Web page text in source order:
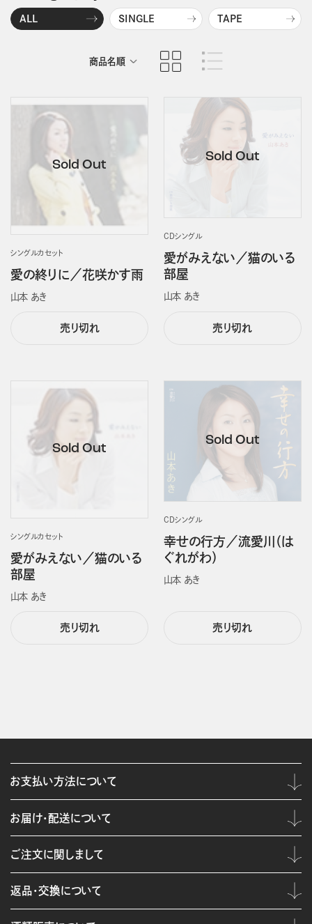
ALL SINGLE TAPE
商品名順
シングルカセット
愛の終りに／花咲かす雨
山本 あき
売り切れ
CDシングル
愛がみえない／猫のいる
部屋
山本 あき
売り切れ
シングルカセット
愛がみえない／猫のいる
部屋
山本 あき
売り切れ
CDシングル
幸せの行方／流愛川（は
ぐれがわ）
山本 あき
売り切れ
お支払い方法について
お届け・配送について
ご注文に関しまして
返品・交換について